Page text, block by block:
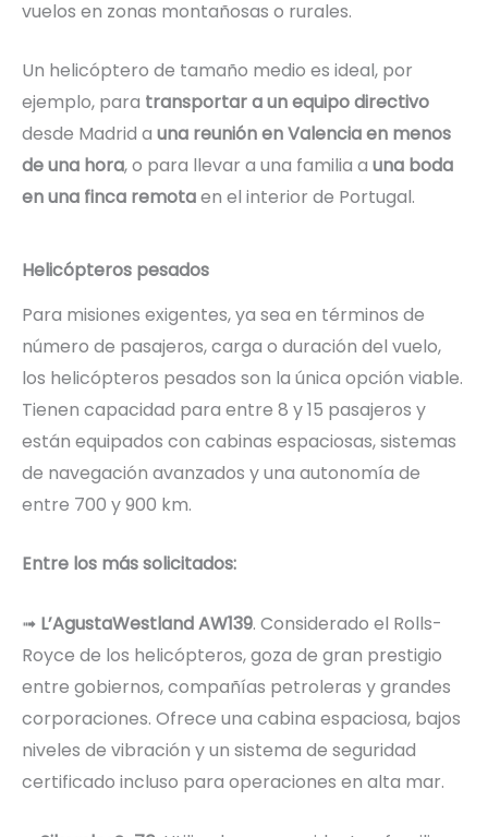
vuelos en zonas montañosas o rurales.
Un helicóptero de tamaño medio es ideal, por
ejemplo, para transportar a un equipo directivo
desde Madrid a una reunión en Valencia en menos
de una hora, o para llevar a una familia a una boda
en una finca remotaen el interior de Portugal.
Helicópteros pesados
Para misiones exigentes, ya sea en términos de
número de pasajeros, carga o duración del vuelo,
los helicópteros pesados ​​son la única opción viable.
Tienen capacidad para entre 8 y 15 pasajeros y
están equipados con cabinas espaciosas, sistemas
de navegación avanzados y una autonomía de
entre 700 y 900 km.
Entre los más solicitados:
➟ L’AgustaWestland AW139. Considerado el Rolls-
Royce de los helicópteros, goza de gran prestigio
entre gobiernos, compañías petroleras y grandes
corporaciones. Ofrece una cabina espaciosa, bajos
niveles de vibración y un sistema de seguridad
certificado incluso para operaciones en alta mar.